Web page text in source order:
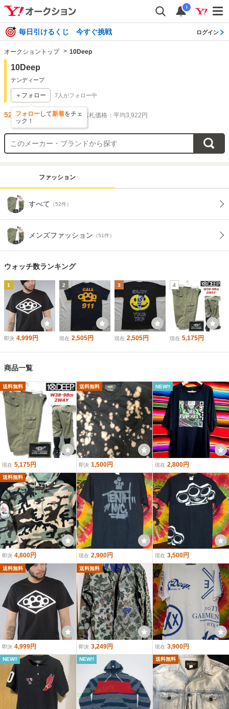
i
毎日引けるくじ 今すぐ挑戦 ログイン
オークショントップ 10Deep
10Deep
テンディープ
＋フォロー
フォローして新着をチェ
ック！
7 人がフォロー中
52 件出品されています 落札価格：平均3,922円
ファッション
すべて （52件）
メンズファッション （51件）
ウォッチ数ランキング
1
即決 4,999円
2
現在 2,505円
3
現在 2,505円
4
現在 5,175円
商品一覧
送料無料
現在 5,175円
送料無料
即決 1,500円
NEW!!
現在 2,800円
送料無料
即決 4,800円 現在 2,900円 現在 3,500円
送料無料
即決 4,999円
送料無料
即決 3,249円 現在 3,900円
NEW!! NEW!! 送料無料